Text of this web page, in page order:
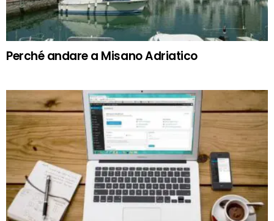
Perché andare a Misano Adriatico